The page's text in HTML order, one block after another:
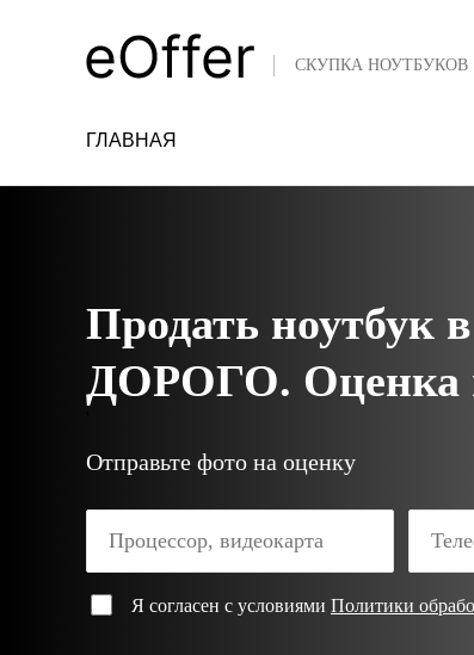
СКУПКА НОУТБУКОВ
ГЛАВНАЯ
Продать ноутбук
ДОРОГО. Оценка
Отправьте фото на оценку
Я согласен с условиями Политики